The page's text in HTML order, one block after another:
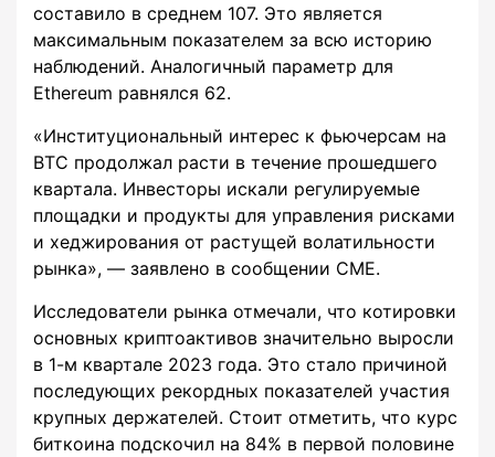
составило в среднем 107. Это является
максимальным показателем за всю историю
наблюдений. Аналогичный параметр для
Ethereum равнялся 62.
«Институциональный интерес к фьючерсам на
BTC продолжал расти в течение прошедшего
квартала. Инвесторы искали регулируемые
площадки и продукты для управления рисками
и хеджирования от растущей волатильности
рынка», — заявлено в сообщении CME.
Исследователи рынка отмечали, что котировки
основных криптоактивов значительно выросли
в 1-м квартале 2023 года. Это стало причиной
последующих рекордных показателей участия
крупных держателей. Стоит отметить, что курс
биткоина подскочил на 84% в первой половине